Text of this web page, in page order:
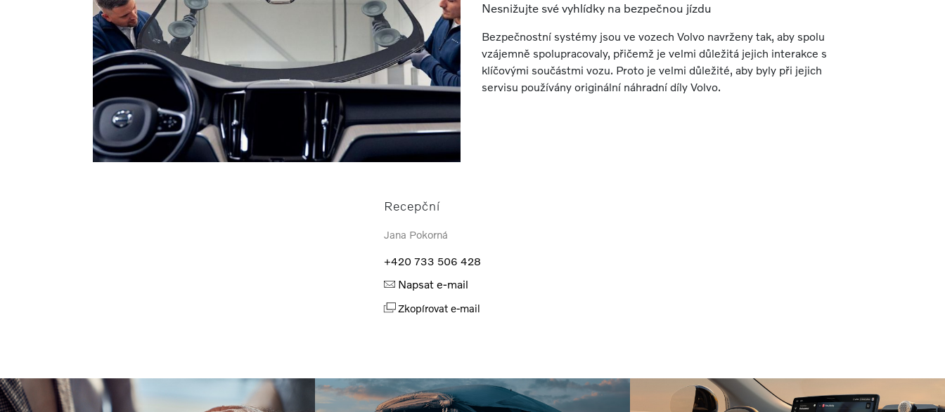
Nesnižujte své vyhlídky na bezpečnou jízdu
Bezpečnostní systémy jsou ve vozech Volvo navrženy tak, aby spolu
vzájemně spolupracovaly, přičemž je velmi důležitá jejich interakce s
klíčovými součástmi vozu. Proto je velmi důležité, aby byly při jejich
servisu používány originální náhradní díly Volvo.
Recepční
Jana Pokorná
+420 733 506 428
Napsat e-mail
Zkopírovat e-mail